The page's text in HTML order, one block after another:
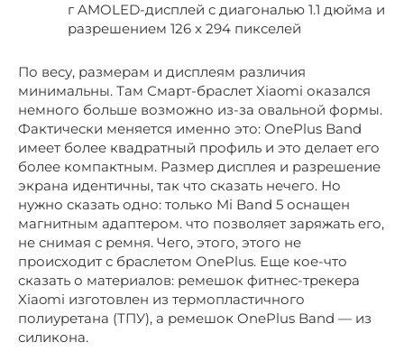
г AMOLED-дисплей с диагональю 1.1 дюйма и
разрешением 126 x 294 пикселей
По весу, размерам и дисплеям различия
минимальны. Там Смарт-браслет Xiaomi оказался
немного больше возможно из-за овальной формы.
Фактически меняется именно это: OnePlus Band
имеет более квадратный профиль и это делает его
более компактным. Размер дисплея и разрешение
экрана идентичны, так что сказать нечего. Но
нужно сказать одно: только Mi Band 5 оснащен
магнитным адаптером. что позволяет заряжать его,
не снимая с ремня. Чего, этого, этого не
происходит с браслетом OnePlus. Еще кое-что
сказать о материалов: ремешок фитнес-трекера
Xiaomi изготовлен из термопластичного
полиуретана (ТПУ), а ремешок OnePlus Band — из
силикона.